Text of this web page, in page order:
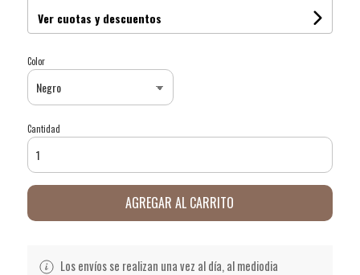
Ver cuotas y descuentos
Color
Cantidad
AGREGAR AL CARRITO
Los envíos se realizan una vez al día, al mediodia